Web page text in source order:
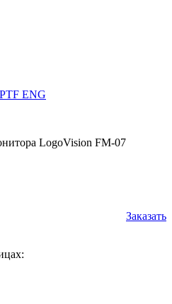
ENG
LogoVision FM-07
Заказать